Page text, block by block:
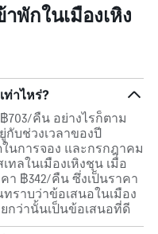
พักในเมืองเหิง
ท่าไหร่?
703/คืน อย่างไรก็ตาม
บช่วงเวลาของปี
นการจอง และกรกฎาคม
ทลในเมืองเหิงชุน เมื่อ
า ฿342/คืน ซึ่งเป็นราคา
าบว่าข้อเสนอในเมือง
กว่านั้นเป็นข้อเสนอที่ดี